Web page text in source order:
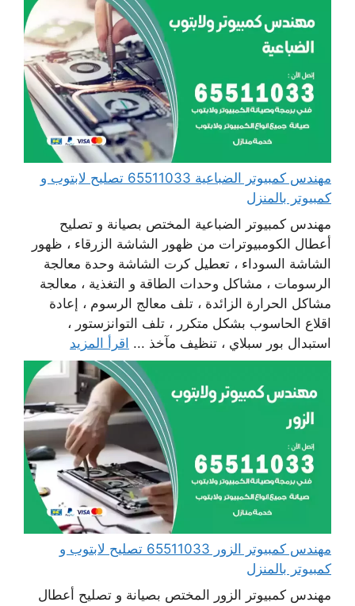
مهندس كمبيوتر الضباعية 65511033 تصليح لابتوب و
كمبيوتر بالمنزل
مهندس كمبيوتر الضباعية المختص بصيانة و تصليح
أعطال الكومبيوترات من ظهور الشاشة الزرقاء ، ظهور
الشاشة السوداء ، تعطيل كرت الشاشة وحدة معالجة
الرسومات ، مشاكل وحدات الطاقة و التغذية ، معالجة
مشاكل الحرارة الزائدة ، تلف معالج الرسوم ، إعادة
اقلاع الحاسوب بشكل متكرر ، تلف التوانزستور ،
استبدال بور سبلاي ، تنظيف مآخذ ... اقرأ المزيد
مهندس كمبيوتر الزور 65511033 تصليح لابتوب و
كمبيوتر بالمنزل
مهندس كمبيوتر الزور المختص بصيانة و تصليح أعطال